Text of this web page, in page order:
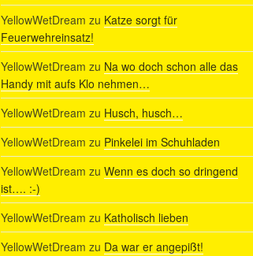
YellowWetDream zu Katze sorgt für
Feuerwehreinsatz!
YellowWetDream zu Na wo doch schon alle das
Handy mit aufs Klo nehmen…
YellowWetDream zu Husch, husch…
YellowWetDream zu Pinkelei im Schuhladen
YellowWetDream zu Wenn es doch so dringend
ist…. :-)
YellowWetDream zu Katholisch lieben
YellowWetDream zu Da war er angepißt!